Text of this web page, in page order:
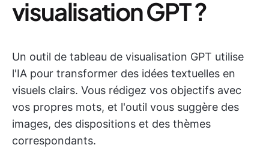
visualisation GPT ?
Un outil de tableau de visualisation GPT utilise
l'IA pour transformer des idées textuelles en
visuels clairs. Vous rédigez vos objectifs avec
vos propres mots, et l'outil vous suggère des
images, des dispositions et des thèmes
correspondants.